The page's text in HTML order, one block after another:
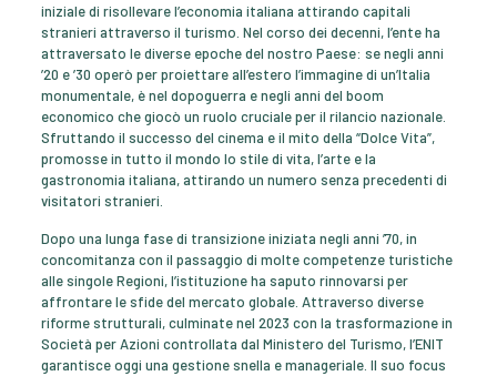
iniziale di risollevare l’economia italiana attirando capitali
stranieri attraverso il turismo. Nel corso dei decenni, l’ente ha
attraversato le diverse epoche del nostro Paese: se negli anni
’20 e ’30 operò per proiettare all’estero l’immagine di un’Italia
monumentale, è nel dopoguerra e negli anni del boom
economico che giocò un ruolo cruciale per il rilancio nazionale.
Sfruttando il successo del cinema e il mito della “Dolce Vita”,
promosse in tutto il mondo lo stile di vita, l’arte e la
gastronomia italiana, attirando un numero senza precedenti di
visitatori stranieri.
Dopo una lunga fase di transizione iniziata negli anni ’70, in
concomitanza con il passaggio di molte competenze turistiche
alle singole Regioni, l’istituzione ha saputo rinnovarsi per
affrontare le sfide del mercato globale. Attraverso diverse
riforme strutturali, culminate nel 2023 con la trasformazione in
Società per Azioni controllata dal Ministero del Turismo, l’ENIT
garantisce oggi una gestione snella e manageriale. Il suo focus